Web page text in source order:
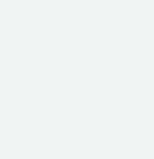
modern bir görsel
Bu sayede,
optimizasyonu ile